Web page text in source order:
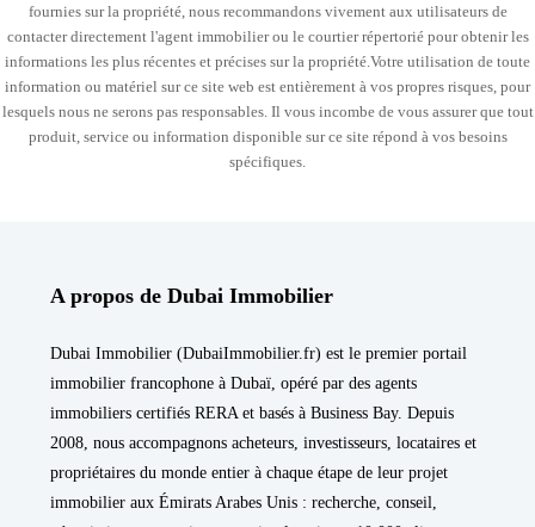
fournies sur la propriété, nous recommandons vivement aux utilisateurs de
contacter directement l'agent immobilier ou le courtier répertorié pour obtenir les
informations les plus récentes et précises sur la propriété.Votre utilisation de toute
information ou matériel sur ce site web est entièrement à vos propres risques, pour
lesquels nous ne serons pas responsables. Il vous incombe de vous assurer que tout
produit, service ou information disponible sur ce site répond à vos besoins
spécifiques.
A propos de Dubai Immobilier
Dubai Immobilier (DubaiImmobilier.fr) est le premier portail
immobilier francophone à Dubaï, opéré par des agents
immobiliers certifiés RERA et basés à Business Bay. Depuis
2008, nous accompagnons acheteurs, investisseurs, locataires et
propriétaires du monde entier à chaque étape de leur projet
immobilier aux Émirats Arabes Unis : recherche, conseil,